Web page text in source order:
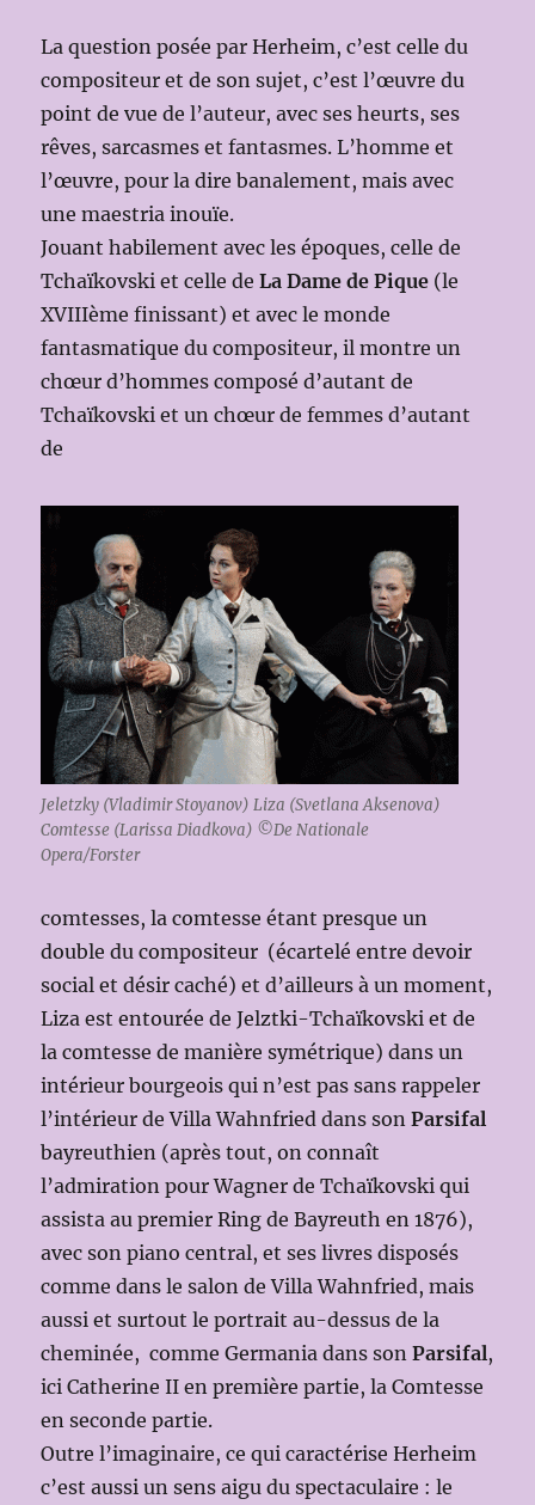
La question posée par Herheim, c’est celle du
compositeur et de son sujet, c’est l’œuvre du
point de vue de l’auteur, avec ses heurts, ses
rêves, sarcasmes et fantasmes. L’homme et
l’œuvre, pour la dire banalement, mais avec
une maestria inouïe.
Jouant habilement avec les époques, celle de
Tchaïkovski et celle deLa Dame de Pique (le
XVIIIème finissant) et avec le monde
fantasmatique du compositeur, il montre un
chœur d’hommes composé d’autant de
Tchaïkovski et un chœur de femmes d’autant
de
Jeletzky (Vladimir Stoyanov) Liza (Svetlana Aksenova)
Comtesse (Larissa Diadkova) ©De Nationale
Opera/Forster
comtesses, la comtesse étant presque un
double du compositeur (écartelé entre devoir
social et désir caché) et d’ailleurs à un moment,
Liza est entourée de Jelztki-Tchaïkovski et de
la comtesse de manière symétrique) dans un
intérieur bourgeois qui n’est pas sans rappeler
l’intérieur de Villa Wahnfried dans sonParsifal
bayreuthien (après tout, on connaît
l’admiration pour Wagner de Tchaïkovski qui
assista au premier Ring de Bayreuth en 1876),
avec son piano central, et ses livres disposés
comme dans le salon de Villa Wahnfried, mais
aussi et surtout le portrait au-dessus de la
cheminée, comme Germania dans sonParsifal,
ici Catherine II en première partie, la Comtesse
en seconde partie.
Outre l’imaginaire, ce qui caractérise Herheim
c’est aussi un sens aigu du spectaculaire : le